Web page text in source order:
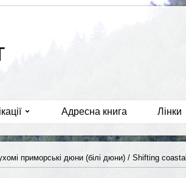
Адресна книга Лінки
приморські дюни (білі дюни) / Shifting